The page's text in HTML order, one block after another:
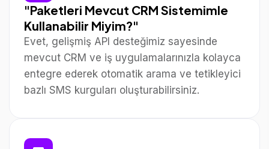
"Paketleri Mevcut CRM Sistemimle
Kullanabilir Miyim?"
Evet, gelişmiş API desteğimiz sayesinde
mevcut CRM ve iş uygulamalarınızla kolayca
entegre ederek otomatik arama ve tetikleyici
bazlı SMS kurguları oluşturabilirsiniz.